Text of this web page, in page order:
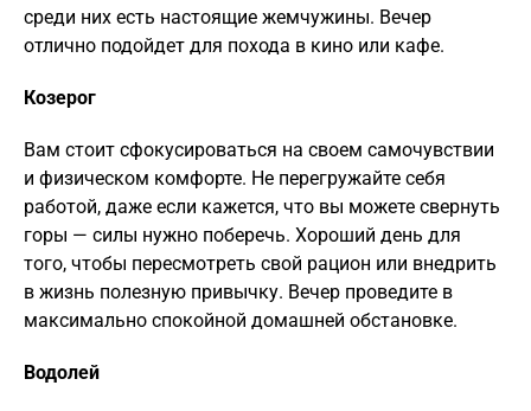
среди них есть настоящие жемчужины. Вечер
отлично подойдет для похода в кино или кафе.
Козерог
Вам стоит сфокусироваться на своем самочувствии
и физическом комфорте. Не перегружайте себя
работой, даже если кажется, что вы можете свернуть
горы — силы нужно поберечь. Хороший день для
того, чтобы пересмотреть свой рацион или внедрить
в жизнь полезную привычку. Вечер проведите в
максимально спокойной домашней обстановке.
Водолей